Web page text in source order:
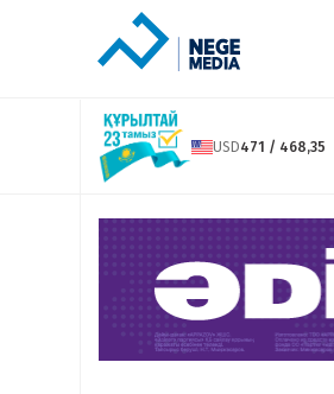
USD471 / 468,35